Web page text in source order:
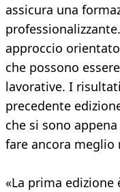
assicura una
approccio
che possono
lavorative. I
precedente
che si sono
fare ancora meglio
«La prima